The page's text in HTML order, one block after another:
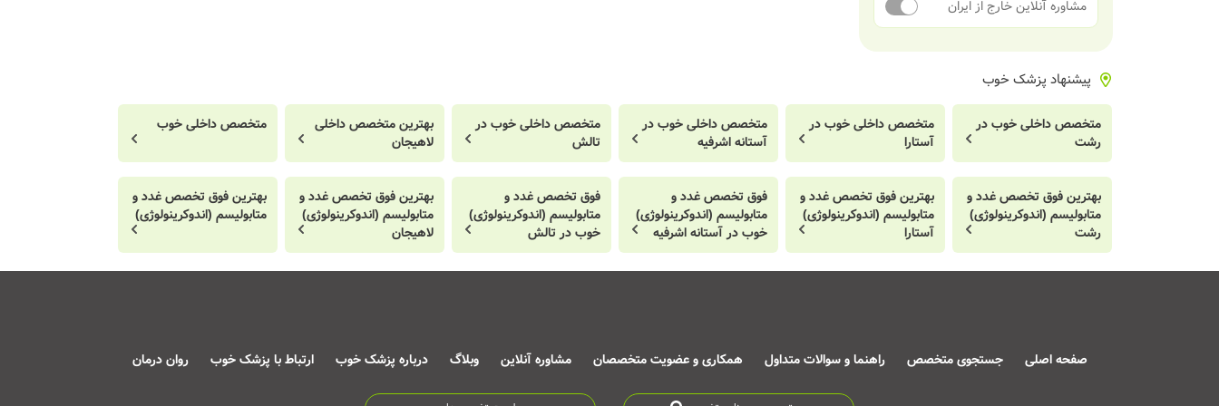
مشاوره آنلاین خارج از ایران
پیشنهاد پزشک خوب
متخصص داخلی خوب در
رشت
متخصص داخلی خوب در
آستارا
متخصص داخلی خوب در
آستانه اشرفیه
متخصص داخلی خوب در
تالش
بهترین متخصص داخلی
لاهیجان
متخصص داخلی خوب
بهترین فوق تخصص غدد و
متابولیسم (اندوکرینولوژی)
رشت
بهترین فوق تخصص غدد و
متابولیسم (اندوکرینولوژی)
آستارا
فوق تخصص غدد و
متابولیسم (اندوکرینولوژی)
خوب در آستانه اشرفیه
فوق تخصص غدد و
متابولیسم (اندوکرینولوژی)
خوب در تالش
بهترین فوق تخصص غدد و
متابولیسم (اندوکرینولوژی)
لاهیجان
بهترین فوق تخصص غدد و
متابولیسم (اندوکرینولوژی)
صفحه اصلی جستجوی متخصص راهنما و سوالات متداول همکاری و عضویت متخصصان مشاوره آنلاین وبلاگ درباره پزشک خوب ارتباط با پزشک خوب روان درمان